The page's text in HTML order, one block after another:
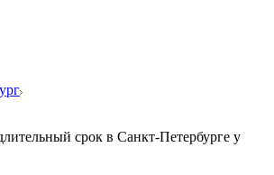
срок в Санкт-Петербурге у